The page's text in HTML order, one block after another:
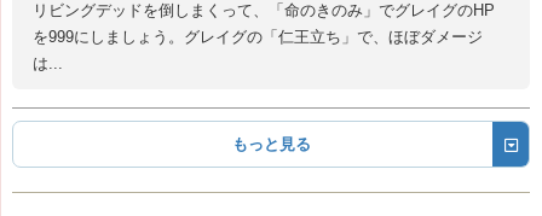
リビングデッドを倒しまくって、「命のきのみ」でグレイグのHP
を999にしましょう。グレイグの「仁王立ち」で、ほぼダメージ
は...
もっと見る